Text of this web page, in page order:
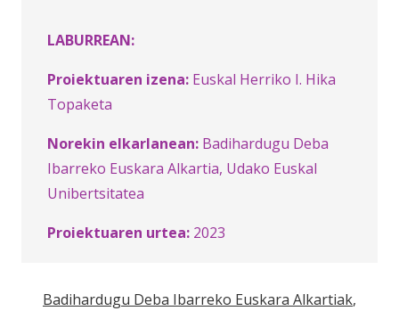
LABURREAN:
Proiektuaren izena: Euskal Herriko I. Hika
Topaketa
Norekin elkarlanean: Badihardugu Deba
Ibarreko Euskara Alkartia, Udako Euskal
Unibertsitatea
Proiektuaren urtea: 2023
Badihardugu Deba Ibarreko Euskara Alkartiak,